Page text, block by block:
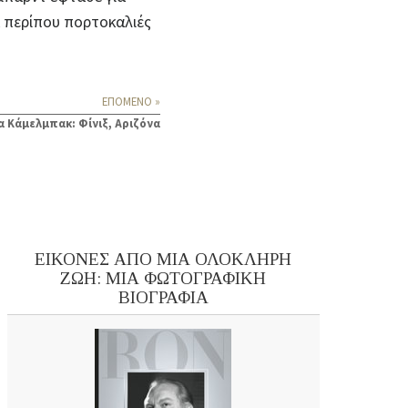
πορτοκαλιές
ΕΠΟΜΕΝΟ »
Κάμελμπακ: Φίνιξ, Αριζόνα
ΕΙΚΟΝΕΣ ΑΠΟ ΜΙΑ ΟΛΟΚΛΗΡΗ
ΖΩΗ: ΜΙΑ ΦΩΤΟΓΡΑΦΙΚΗ
ΒΙΟΓΡΑΦΙΑ